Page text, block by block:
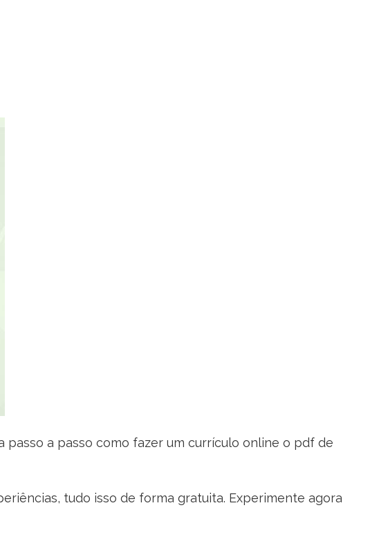
passo a passo como fazer um currículo online o pdf de
tudo isso de forma gratuita. Experimente agora